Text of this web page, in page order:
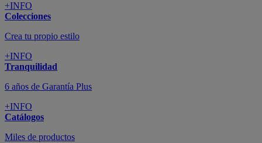
+INFO
Colecciones
Crea tu propio estilo
+INFO
Tranquilidad
6 años de Garantía Plus
+INFO
Catálogos
Miles de productos